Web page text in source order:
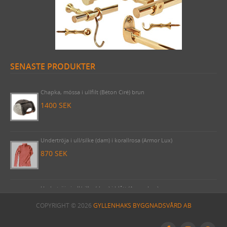
SENASTE PRODUKTER
425 SEK
Chapka, mössa i ullfilt (Béton Ciré) brun
1400 SEK
Undertröja i ull/silke (dam) i korallrosa (Armor Lux)
870 SEK
COPYRIGHT © 2026 GYLLENHAKS BYGGNADSVÅRD AB